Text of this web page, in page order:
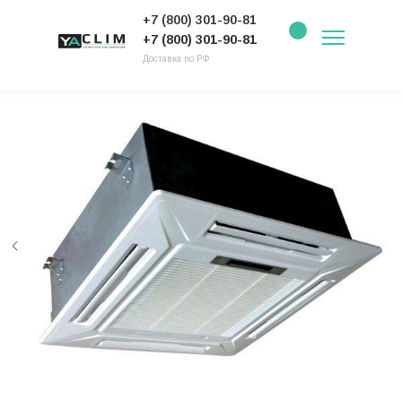
Доставка по РФ
+7 (800) 301-90-81
+7 (800) 301-90-81